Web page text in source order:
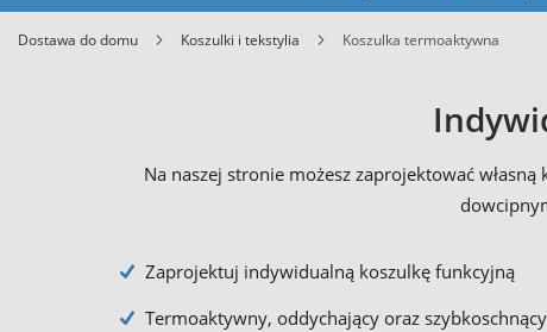
Dostawa do domu Koszulki i tekstylia Koszulka termoaktywna
Na naszej stronie możesz zaprojektować
Zaprojektuj indywidualną koszulkę funkcyjną
Termoaktywny, oddychający oraz szybkoschnący